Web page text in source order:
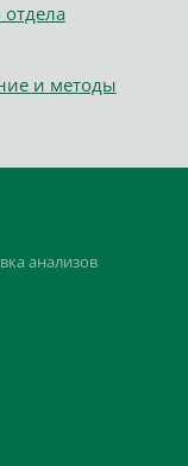
и методы
анализов